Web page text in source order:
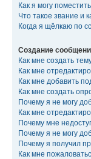
Как я могу
Что такое звание и
Когда я щёлкаю по
Создание
Как мне создать
Как мне
Как мне добавить
Как мне создать
Почему я не могу
Как мне
Почему мне
Почему я не могу
Почему я получил
Как мне